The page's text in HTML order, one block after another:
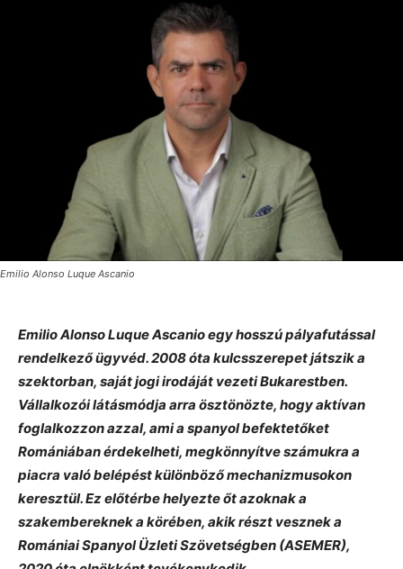
Emilio Alonso Luque Ascanio
Emilio Alonso Luque Ascanio egy hosszú pályafutással
rendelkező ügyvéd. 2008 óta kulcsszerepet játszik a
szektorban, saját jogi irodáját vezeti Bukarestben.
Vállalkozói látásmódja arra ösztönözte, hogy aktívan
foglalkozzon azzal, ami a spanyol befektetőket
Romániában érdekelheti, megkönnyítve számukra a
piacra való belépést különböző mechanizmusokon
keresztül. Ez előtérbe helyezte őt azoknak a
szakembereknek a körében, akik részt vesznek a
Romániai Spanyol Üzleti Szövetségben (ASEMER),